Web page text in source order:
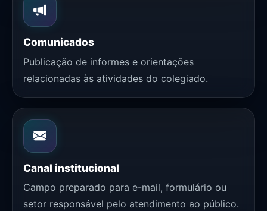
Comunicados
Publicação de informes e orientações
relacionadas às atividades do colegiado.
Canal institucional
Campo preparado para e-mail, formulário ou
setor responsável pelo atendimento ao público.